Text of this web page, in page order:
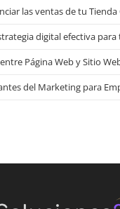
las ventas de tu
digital efectiva para
Página Web y Sitio
del Marketing para